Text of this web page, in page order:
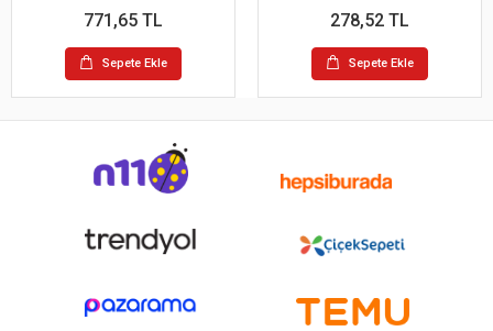
771,65 TL
Sepete Ekle
278,52 TL
Sepete Ekle